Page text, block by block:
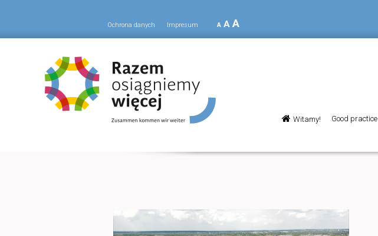
Ochrona danych Impresum A A A
główne
Przeskocz
Witamy! Good practice